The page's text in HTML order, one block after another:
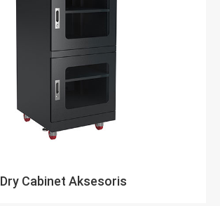
Dry Cabinet Aksesoris